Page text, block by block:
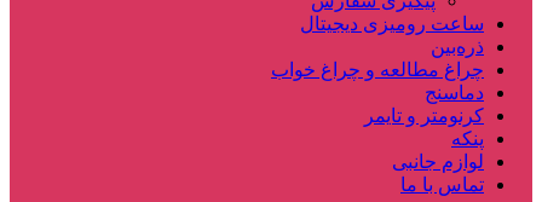
ساعت‌ رومیزی دیجیتال
ذره‌بین‌
چراغ مطالعه و چراغ خواب
دماسنج‌
کرنومتر و تایمر
پنکه
لوازم جانبی
تماس با ما